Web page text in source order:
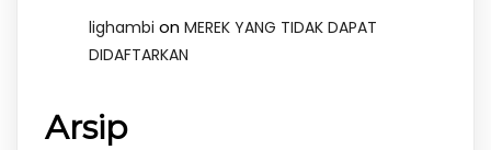
lighambi on MEREK YANG TIDAK DAPAT
DIDAFTARKAN
Arsip